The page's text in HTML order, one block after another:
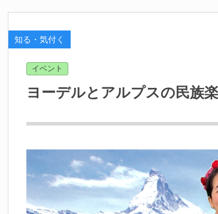
知る・気付く
イベント
ヨーデルとアルプスの民族